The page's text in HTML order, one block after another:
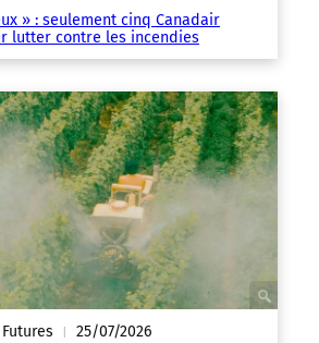
» : seulement cinq Canadair
lutter contre les incendies
| 25/07/2026